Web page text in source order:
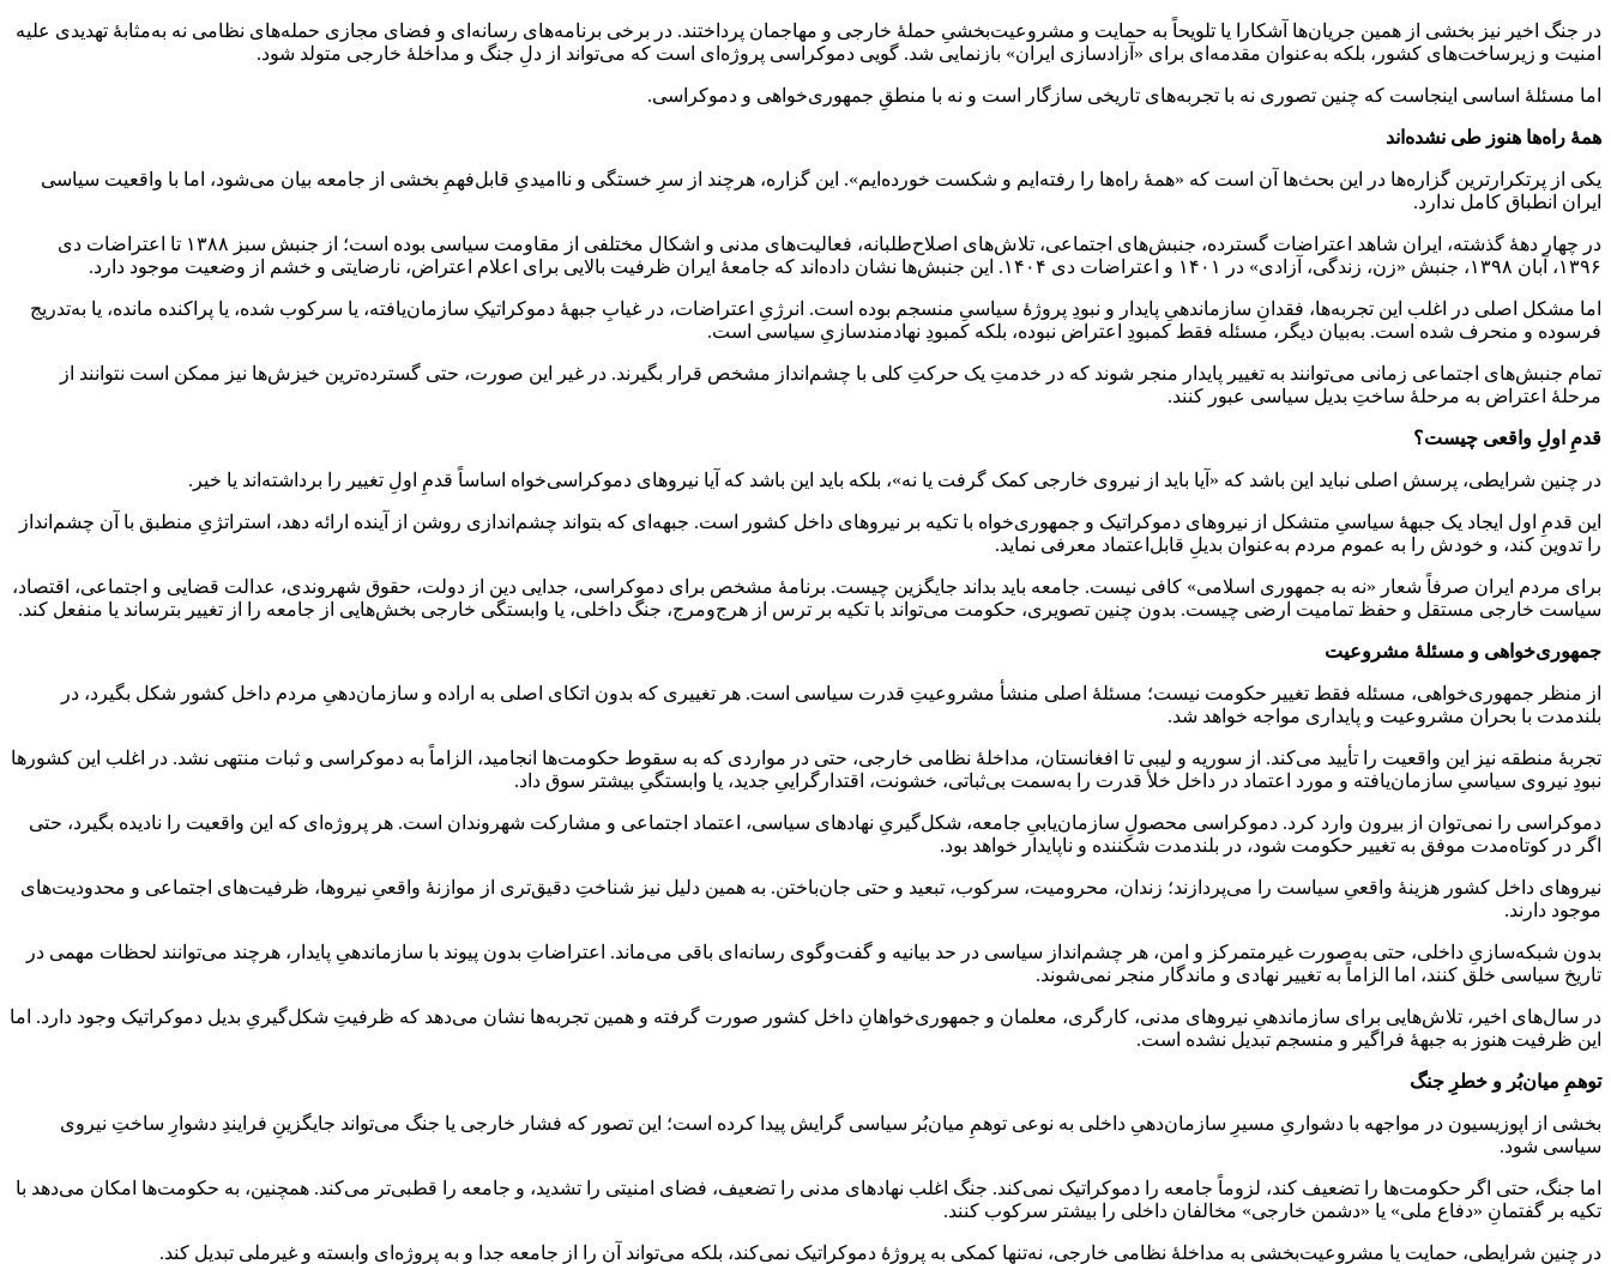
در جنگ اخیر نیز بخشی از همین جریان‌ها آشکارا یا تلویحاً به حمایت و مشروعیت‌بخشیِ حملۀ خارجی و مهاجمان پرداختند. در برخی برنامه‌های رسانه‌ای و فضای مجازی حمله‌های نظامی نه به‌مثابۀ تهدیدی علیه
امنیت و زیرساخت‌های کشور، بلکه به‌عنوان مقدمه‌ای برای «آزادسازی ایران» بازنمایی شد. گویی دموکراسی پروژه‌ای است که می‌تواند از دلِ جنگ و مداخلۀ خارجی متولد شود.
اما مسئلۀ اساسی اینجاست که چنین تصوری نه با تجربه‌های تاریخی سازگار است و نه با منطقِ جمهوری‌خواهی و دموکراسی.
همۀ راه‌ها هنوز طی نشده‌اند
یکی از پرتکرارترین گزاره‌ها در این بحث‌ها آن است که «همۀ راه‌ها را رفته‌ایم و شکست خورده‌ایم». این گزاره، هرچند از سرِ خستگی و ناامیدیِ قابل‌فهمِ بخشی از جامعه بیان می‌شود، اما با واقعیت سیاسی
ایران انطباق کامل ندارد.
در چهار دهۀ گذشته، ایران شاهد اعتراضات گسترده، جنبش‌های اجتماعی، تلاش‌های اصلاح‌طلبانه، فعالیت‌های مدنی و اشکال مختلفی از مقاومت سیاسی بوده است؛ از جنبش سبز ۱۳۸۸ تا اعتراضات دی
۱۳۹۶، آبان ۱۳۹۸، جنبش «زن، زندگی، آزادی» در ۱۴۰۱ و اعتراضات دی ۱۴۰۴. این جنبش‌ها نشان داده‌اند که جامعۀ ایران ظرفیت بالایی برای اعلام اعتراض، نارضایتی و خشم از وضعیت موجود دارد.
اما مشکل اصلی در اغلب این تجربه‌ها، فقدانِ سازماندهیِ پایدار و نبودِ پروژۀ سیاسیِ منسجم بوده است. انرژیِ اعتراضات، در غیابِ جبهۀ دموکراتیکِ سازمان‌یافته، یا سرکوب شده، یا پراکنده مانده، یا به‌تدریج
فرسوده و منحرف شده است. به‌بیان دیگر، مسئله فقط کمبودِ اعتراض نبوده، بلکه کمبودِ نهادمندسازیِ سیاسی است.
تمام جنبش‌های اجتماعی زمانی می‌توانند به تغییر پایدار منجر شوند که در خدمتِ یک حرکتِ کلی با چشم‌انداز مشخص قرار بگیرند. در غیر این صورت، حتی گسترده‌ترین خیزش‌ها نیز ممکن است نتوانند از
مرحلۀ اعتراض به مرحلۀ ساختِ بدیل سیاسی عبور کنند.
قدمِ اولِ واقعی چیست؟
در چنین شرایطی، پرسش اصلی نباید این باشد که «آیا باید از نیروی خارجی کمک گرفت یا نه»، بلکه باید این باشد که آیا نیروهای دموکراسی‌خواه اساساً قدمِ اولِ تغییر را برداشته‌اند یا خیر.
این قدمِ اول ایجاد یک جبهۀ سیاسیِ متشکل از نیروهای دموکراتیک و جمهوری‌خواه با تکیه بر نیروهای داخل کشور است. جبهه‌ای که بتواند چشم‌اندازی روشن از آینده ارائه دهد، استراتژیِ منطبق با آن چشم‌انداز
را تدوین کند، و خودش را به عموم مردم به‌عنوان بدیلِ قابل‌اعتماد معرفی نماید.
برای مردم ایران صرفاً شعار «نه به جمهوری اسلامی» کافی نیست. جامعه باید بداند جایگزین چیست. برنامۀ مشخص برای دموکراسی، جدایی دین از دولت، حقوق شهروندی، عدالت قضایی و اجتماعی، اقتصاد،
سیاست خارجی مستقل و حفظ تمامیت ارضی چیست. بدون چنین تصویری، حکومت می‌تواند با تکیه بر ترس از هرج‌ومرج، جنگ داخلی، یا وابستگی خارجی بخش‌هایی از جامعه را از تغییر بترساند یا منفعل کند.
جمهوری‌خواهی و مسئلۀ مشروعیت
ا‌ز منظر جمهوری‌خواهی، مسئله فقط تغییر حکومت نیست؛ مسئلۀ اصلی منشأ مشروعیتِ قدرت سیاسی است. هر تغییری که بدون اتکای اصلی به اراده و سازمان‌دهیِ مردم داخل کشور شکل بگیرد، در
بلندمدت با بحران مشروعیت و پایداری مواجه خواهد شد.
تجربۀ منطقه نیز این واقعیت را تأیید می‌کند. از سوریه و لیبی تا افغانستان، مداخلۀ نظامی خارجی، حتی در مواردی که به سقوط حکومت‌ها انجامید، الزاماً به دموکراسی و ثبات منتهی نشد. در اغلب این کشورها
نبودِ نیروی سیاسیِ سازمان‌یافته و مورد اعتماد در داخل خلأ قدرت را به‌سمت بی‌ثباتی، خشونت، اقتدارگراییِ جدید، یا وابستگیِ بیشتر سوق داد.
دموکراسی را نمی‌توان از بیرون وارد کرد. دموکراسی محصولِ سازمان‌یابیِ جامعه، شکل‌گیریِ نهادهای سیاسی، اعتماد اجتماعی و مشارکت شهروندان است. هر پروژه‌ای که این واقعیت را نادیده بگیرد، حتی
اگر در کوتاه‌مدت موفق به تغییر حکومت شود، در بلندمدت شکننده و ناپایدار خواهد بود.
نیروهای داخل کشور هزینۀ واقعیِ سیاست را می‌پردازند؛ زندان، محرومیت، سرکوب، تبعید و حتی جان‌باختن. به همین دلیل نیز شناختِ دقیق‌تری از موازنۀ واقعیِ نیروها، ظرفیت‌های اجتماعی و محدودیت‌های
موجود دارند.
بدون شبکه‌سازیِ داخلی، حتی به‌صورت غیرمتمرکز و امن، هر چشم‌انداز سیاسی در حد بیانیه و گفت‌وگوی رسانه‌ای باقی می‌ماند. اعتراضاتِ بدون پیوند با سازماندهیِ پایدار، هرچند می‌توانند لحظات مهمی در
تاریخ سیاسی خلق کنند، اما الزاماً به تغییر نهادی و ماندگار منجر نمی‌شوند.
در سال‌های اخیر، تلاش‌هایی برای سازماندهیِ نیروهای مدنی، کارگری، معلمان و جمهوری‌خواهانِ داخل کشور صورت گرفته و همین تجربه‌ها نشان می‌دهد که ظرفیتِ شکل‌گیریِ بدیل دموکراتیک وجود دارد. اما
این ظرفیت هنوز به جبهۀ فراگیر و منسجم تبدیل نشده است.
توهمِ میان‌بُر و خطرِ جنگ
بخشی از اپوزیسیون در مواجهه با دشواریِ مسیرِ سازمان‌دهیِ داخلی‌ به نوعی توهمِ میان‌بُر سیاسی گرایش پیدا کرده است؛ این تصور که فشار خارجی یا جنگ می‌تواند جایگزینِ فرایندِ دشوارِ ساختِ نیروی
سیاسی شود.
اما جنگ، حتی اگر حکومت‌ها را تضعیف کند، لزوماً جامعه را دموکراتیک نمی‌کند. جنگ اغلب نهادهای مدنی را تضعیف، فضای امنیتی را تشدید، و جامعه را قطبی‌تر می‌کند. همچنین، به حکومت‌ها امکان می‌دهد با
تکیه بر گفتمانِ «دفاع ملی» یا «دشمن خارجی» مخالفان داخلی را بیشتر سرکوب کنند.
در چنین شرایطی، حمایت یا مشروعیت‌بخشی به مداخلۀ نظامی خارجی، نه‌تنها کمکی به پروژۀ دموکراتیک نمی‌کند، بلکه می‌تواند آن را از جامعه جدا و به پروژه‌ای وابسته و غیرملی تبدیل کند.